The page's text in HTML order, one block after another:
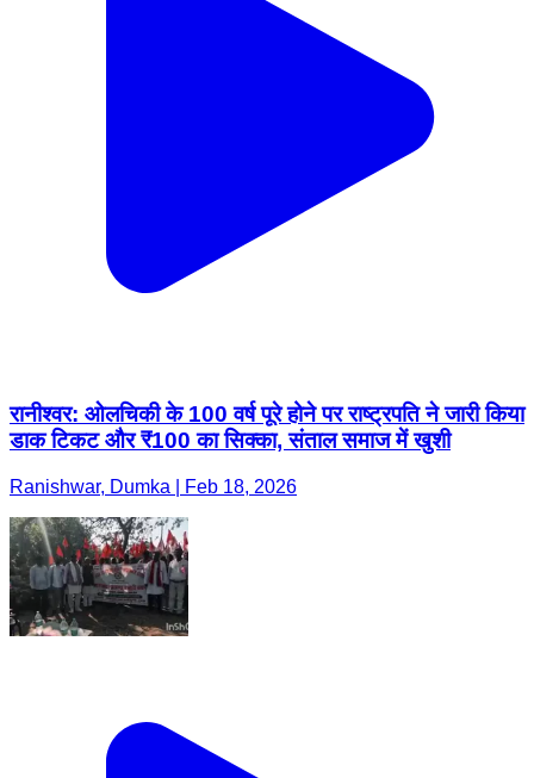
रानीश्वर: ओलचिकी के 100 वर्ष पूरे होने पर राष्ट्रपति ने जारी किया
डाक टिकट और ₹100 का सिक्का, संताल समाज में खुशी
Ranishwar, Dumka | Feb 18, 2026